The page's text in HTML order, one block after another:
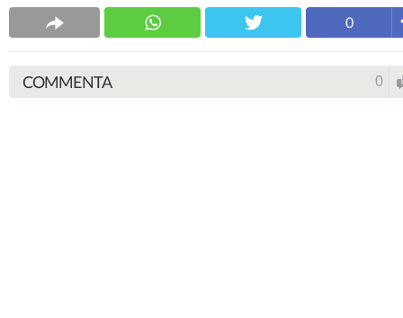
0
COMMENTA 0